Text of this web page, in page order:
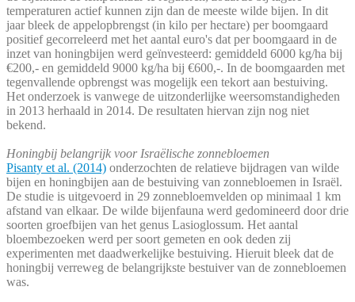
temperaturen actief kunnen zijn dan de meeste wilde bijen. In dit
jaar bleek de appelopbrengst (in kilo per hectare) per boomgaard
positief gecorreleerd met het aantal euro's dat per boomgaard in de
inzet van honingbijen werd geïnvesteerd: gemiddeld 6000 kg/ha bij
€200,- en gemiddeld 9000 kg/ha bij €600,-. In de boomgaarden met
tegenvallende opbrengst was mogelijk een tekort aan bestuiving.
Het onderzoek is vanwege de uitzonderlijke weersomstandigheden
in 2013 herhaald in 2014. De resultaten hiervan zijn nog niet
bekend.
Honingbij belangrijk voor Israëlische zonnebloemen
Pisanty et al. (2014) onderzochten de relatieve bijdragen van wilde
bijen en honingbijen aan de bestuiving van zonnebloemen in Israël.
De studie is uitgevoerd in 29 zonnebloemvelden op minimaal 1 km
afstand van elkaar. De wilde bijenfauna werd gedomineerd door drie
soorten groefbijen van het genus Lasioglossum. Het aantal
bloembezoeken werd per soort gemeten en ook deden zij
experimenten met daadwerkelijke bestuiving. Hieruit bleek dat de
honingbij verreweg de belangrijkste bestuiver van de zonnebloemen
was.